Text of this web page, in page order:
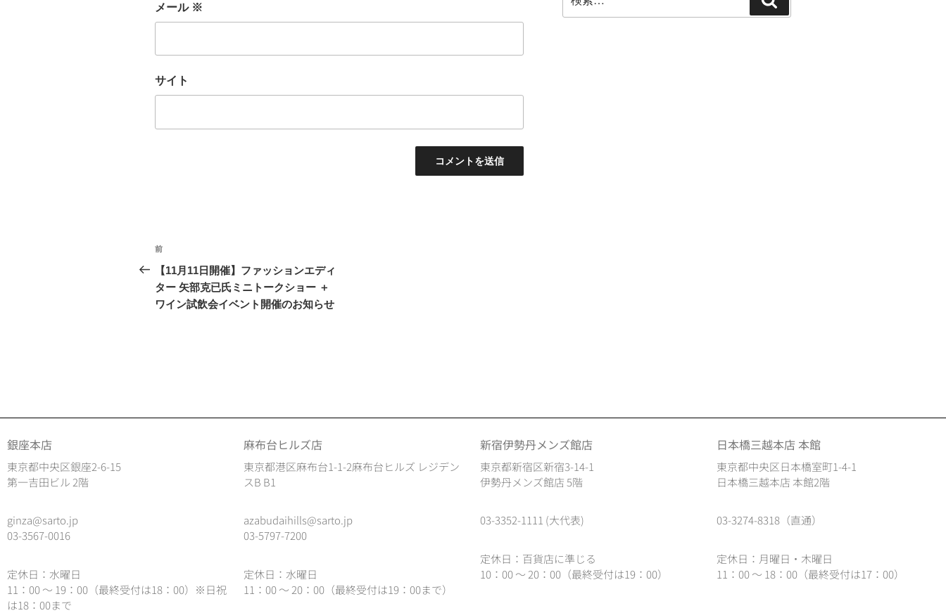
メール ※
サイト
前
【11月11日開催】ファッションエディ
ター 矢部克已氏ミニトークショー ＋
ワイン試飲会イベント開催のお知らせ
銀座本店
東京都中央区銀座2-6-15
第一吉田ビル 2階
ginza@sarto.jp
03-3567-0016
定休日：水曜日
11：00 ～ 19：00（最終受付は18：00）※日祝
は18：00まで
麻布台ヒルズ店
東京都港区麻布台1-1-2麻布台ヒルズ レジデン
スB B1
azabudaihills@sarto.jp
03-5797-7200
定休日：水曜日
11：00 ～ 20：00（最終受付は19：00まで）
新宿伊勢丹メンズ館店
東京都新宿区新宿3-14-1
伊勢丹メンズ館店 5階
03-3352-1111 (大代表)
定休日：百貨店に準じる
10：00 ～ 20：00（最終受付は19：00）
日本橋三越本店 本館
東京都中央区日本橋室町1-4-1
日本橋三越本店 本館2階
03-3274-8318（直通）
定休日：月曜日・木曜日
11：00 ～ 18：00（最終受付は17：00）